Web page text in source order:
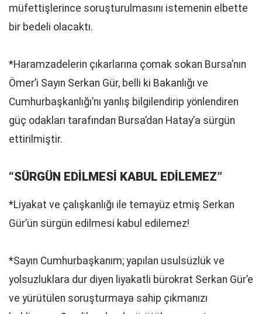
müfettişlerince soruşturulmasını istemenin elbette
bir bedeli olacaktı.
*Haramzadelerin çıkarlarına çomak sokan Bursa’nın
Ömer’i Sayın Serkan Gür, belli ki Bakanlığı ve
Cumhurbaşkanlığı’nı yanlış bilgilendirip yönlendiren
güç odakları tarafından Bursa’dan Hatay’a sürgün
ettirilmiştir.
“SÜRGÜN EDİLMESİ KABUL EDİLEMEZ”
*Liyakat ve çalışkanlığı ile temayüz etmiş Serkan
Gür’ün sürgün edilmesi kabul edilemez!
*Sayın Cumhurbaşkanım; yapılan usulsüzlük ve
yolsuzluklara dur diyen liyakatli bürokrat Serkan Gür’e
ve yürütülen soruşturmaya sahip çıkmanızı